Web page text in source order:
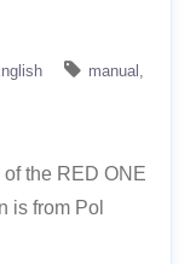
manual
the RED ONE
is from Pol